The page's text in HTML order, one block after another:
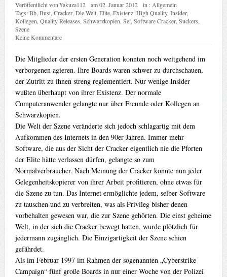
Veröffentlicht von¥akuza112 am02. Januar 2012 in : Allgemein
Tags:Bb, Bust, Cracker, Die Welt, Elite, Existenz, High Quality, Insider,
Kollegen Quality Releases Schwarzkopien Sei Software Cracker, Suckers
Szene
Keine Kommentare
Die Mitglieder der ersten Generation konnten noch weitgehend im
verborgenen agieren. Ihre Boards waren schwer zu durchschauen,
der Zutritt zu ihnen streng reglementiert. Nur wenige Insider
wußten überhaupt von ihrer Existenz. Der normale
Computeranwender gelangte nur über Freunde oder Kollegen an
Schwarzkopien.
Die Welt der Szene veränderte sich jedoch schlagartig mit dem
Aufkommen des Internets in den 90er Jahren. Immer mehr
Software, die aus der Sicht der Cracker eigentlich nie die Pforten
der Elite hätte verlassen dürfen, gelangte so zum
Normalverbraucher. Nach Meinung der Cracker konnte nun jeder
Gelegenheitskopierer von ihrer Arbeit profitieren, ohne etwas für
die Szene zu tun. Das Internet ermöglichte jedem, selber Software
zu tauschen und zu verbreiten, was als Privileg bisher denen
vorbehalten gewesen war, die zur Szene gehörten. Die einst geheime
Welt, in der sich die Cracker bewegt hatten, wurde plötzlich für
jedermann zugänglich. Die Einzigartigkeit der Szene schien
gefährdet.
Als im Februar 1997 im Rahmen der sogenannten „Cyberstrike
Campaign“ fünf große Boards in nur einer Woche von der Polizei